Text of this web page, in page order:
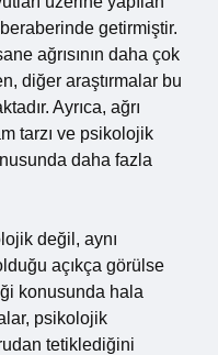
getirmiştir.
ağrısının daha çok
diğer araştırmalar bu
Ayrıca, ağrı
tarzı ve psikolojik
daha fazla
değil, aynı
açıkça görülse
konusunda hala
psikolojik
tetiklediğini